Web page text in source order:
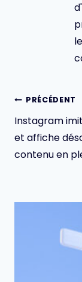
de
l’article
PRÉCÉDENT
Instagram
et affiche
contenu en